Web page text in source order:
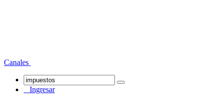
Canales
Ingresar